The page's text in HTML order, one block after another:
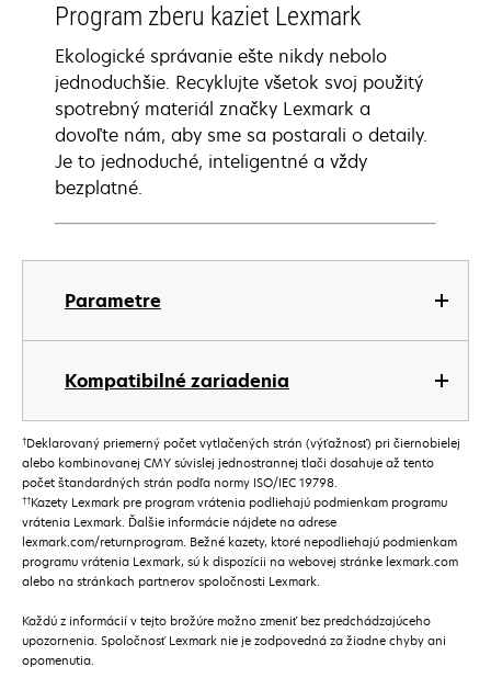
Parametre
Kompatibilné zariadenia
Program zberu kaziet Lexmark
Ekologické správanie ešte nikdy nebolo
jednoduchšie. Recyklujte všetok svoj použitý
spotrebný materiál značky Lexmark a
dovoľte nám, aby sme sa postarali o detaily.
Je to jednoduché, inteligentné a vždy
bezplatné.
†Deklarovaný priemerný počet vytlačených strán (výťažnosť) pri čiernobielej
alebo kombinovanej CMY súvislej jednostrannej tlači dosahuje až tento
počet štandardných strán podľa normy ISO/IEC 19798.
††Kazety Lexmark pre program vrátenia podliehajú podmienkam programu
vrátenia Lexmark. Ďalšie informácie nájdete na adrese
lexmark.com/returnprogram. Bežné kazety, ktoré nepodliehajú podmienkam
programu vrátenia Lexmark, sú k dispozícii na webovej stránke lexmark.com
alebo na stránkach partnerov spoločnosti Lexmark.
Každú z informácií v tejto brožúre možno zmeniť bez predchádzajúceho
upozornenia. Spoločnosť Lexmark nie je zodpovedná za žiadne chyby ani
opomenutia.